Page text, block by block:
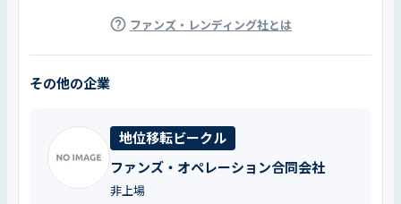
ファンズ・レンディング社とは
その他の企業
地位移転ビークル
ファンズ・オペレーション合同会社
非上場